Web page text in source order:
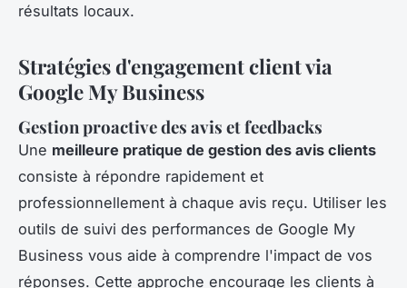
résultats locaux.
Stratégies d'engagement client via
Google My Business
Gestion proactive des avis et feedbacks
Une meilleure pratique de gestion des avis clients
consiste à répondre rapidement et
professionnellement à chaque avis reçu. Utiliser les
outils de suivi des performances de Google My
Business vous aide à comprendre l'impact de vos
réponses. Cette approche encourage les clients à